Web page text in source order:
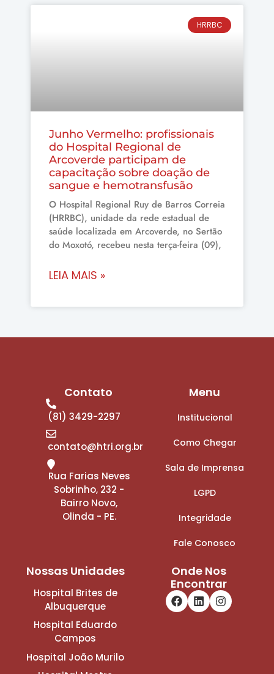
HRRBC
Junho Vermelho: profissionais
do Hospital Regional de
Arcoverde participam de
capacitação sobre doação de
sangue e hemotransfusão
O Hospital Regional Ruy de Barros Correia
(HRRBC), unidade da rede estadual de
saúde localizada em Arcoverde, no Sertão
do Moxotó, recebeu nesta terça-feira (09),
LEIA MAIS »
Contato
(81) 3429-2297
contato@htri.org.br
Rua Farias Neves
Sobrinho, 232 -
Bairro Novo,
Olinda - PE.
Menu
Institucional
Como Chegar
Sala de Imprensa
LGPD
Integridade
Fale Conosco
Nossas Unidades
Hospital Brites de
Albuquerque
Hospital Eduardo
Campos
Hospital João Murilo
Onde Nos
Encontrar